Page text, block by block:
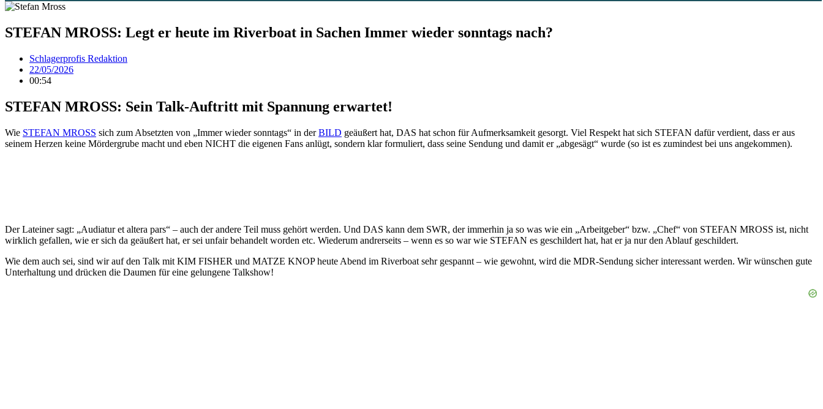
STEFAN MROSS: Legt er heute im Riverboat in Sachen Immer wieder sonntags nach?
Schlagerprofis Redaktion
22/05/2026
00:54
STEFAN MROSS: Sein Talk-Auftritt mit Spannung erwartet!
Wie STEFAN MROSS sich zum Absetzten von „Immer wieder sonntags“ in derBILD geäußert hat, DAS hat schon für Aufmerksamkeit gesorgt. Viel Respekt hat sich STEFAN dafür verdient, dass er aus
seinem Herzen keine Mördergrube macht und eben NICHT die eigenen Fans anlügt, sondern klar formuliert, dass seine Sendung und damit er „abgesägt“ wurde (so ist es zumindest bei uns angekommen).
Der Lateiner sagt: „Audiatur et altera pars“ – auch der andere Teil muss gehört werden. Und DAS kann dem SWR, der immerhin ja so was wie ein „Arbeitgeber“ bzw. „Chef“ von STEFAN MROSS ist, nicht
wirklich gefallen, wie er sich da geäußert hat, er sei unfair behandelt worden etc. Wiederum andrerseits – wenn es so war wie STEFAN es geschildert hat, hat er ja nur den Ablauf geschildert.
Wie dem auch sei, sind wir auf den Talk mit KIM FISHER und MATZE KNOP heute Abend im Riverboat sehr gespannt – wie gewohnt, wird die MDR-Sendung sicher interessant werden. Wir wünschen gute
Unterhaltung und drücken die Daumen für eine gelungene Talkshow!